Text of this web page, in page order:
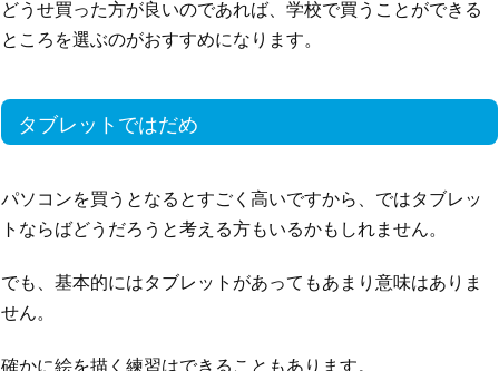
どうせ買った方が良いのであれば、学校で買うことができる
ところを選ぶのがおすすめになります。
タブレットではだめ
パソコンを買うとなるとすごく高いですから、ではタブレッ
トならばどうだろうと考える方もいるかもしれません。
でも、基本的にはタブレットがあってもあまり意味はありま
せん。
確かに絵を描く練習はできることもあります。